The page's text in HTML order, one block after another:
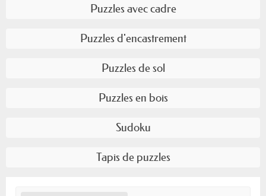
Puzzles avec cadre
Puzzles d'encastrement
Puzzles de sol
Puzzles en bois
Sudoku
Tapis de puzzles